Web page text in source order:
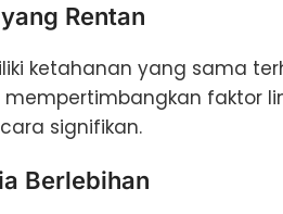
Rentan
ketahanan yang sama
faktor
signifikan.
Berlebihan